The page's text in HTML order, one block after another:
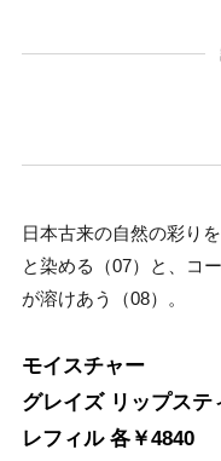
日本古来の自然の彩り
と染める（07）と、コ
が溶けあう（08）。
モイスチャー
グレイズ リップステ
レフィル 各￥4840